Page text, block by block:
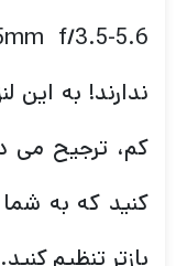
ندارند! به این
کم، ترجیح می
کنید که به شما
بازتر تنظیم کنید.